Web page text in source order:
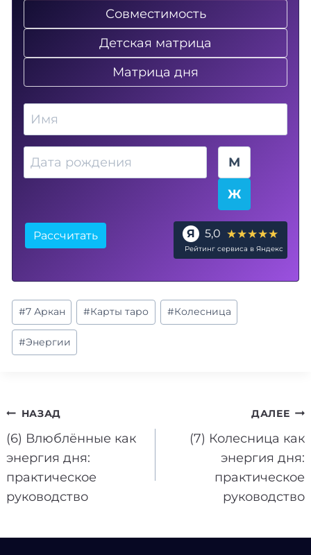
Совместимость
Детская матрица
Матрица дня
Имя
Дата рождения Пол
М
Ж
Рассчитать Я 5,0 ★★★★★
Рейтинг сервиса в Яндекс
Метки
записи:
#7 Аркан #Карты таро #Колесница
#Энергии
Навигация
по
записям
НАЗАД
(6) Влюблённые как
энергия дня:
практическое
руководство
ДАЛЕЕ
(7) Колесница как
энергия дня:
практическое
руководство